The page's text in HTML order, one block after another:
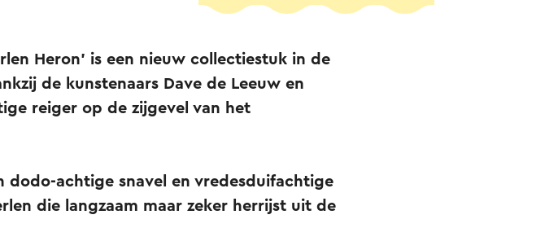
Heron’ is een nieuw collectiestuk in de
de kunstenaars Dave de Leeuw en
reiger op de zijgevel van het
dodo-achtige snavel en vredesduifachtige
die langzaam maar zeker herrijst uit de